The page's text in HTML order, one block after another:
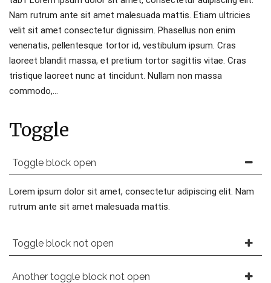
Nam rutrum ante sit amet malesuada mattis. Etiam ultricies
velit sit amet consectetur dignissim. Phasellus non enim
venenatis, pellentesque tortor id, vestibulum ipsum. Cras
laoreet blandit massa, et pretium tortor sagittis vitae. Cras
tristique laoreet nunc at tincidunt. Nullam non massa
commodo,…
Toggle
Toggle block open
Lorem ipsum dolor sit amet, consectetur adipiscing elit. Nam
rutrum ante sit amet malesuada mattis.
Toggle block not open
Another toggle block not open